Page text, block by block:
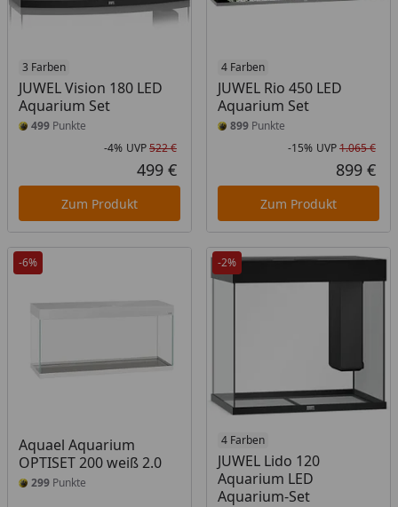
3 Farben
JUWEL Vision 180 LED
Aquarium Set
499 Punkte
Rabatt in Prozent
-4%
Ursprünglicher Preis
UVP522 €
Aktueller Preis
499 €
Zum Produkt
4 Farben
JUWEL Rio 450 LED
Aquarium Set
899Punkte
-15% UVP1.065 €
899 €
Zum Produkt
-6%
Aquael Aquarium
OPTISET 200 weiß 2.0
299 Punkte
-2%
4 Farben
JUWEL Lido 120
Aquarium LED
Aquarium-Set